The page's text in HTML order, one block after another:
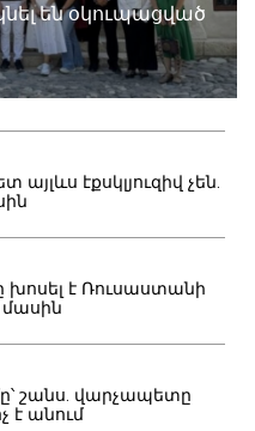
են օկուպացված
էքսկլյուզիվ չեն.
խոսել է Ռուսաստանի
շանս. վարչապետը
է անում